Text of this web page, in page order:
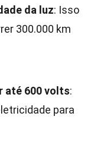
da luz: Isso
300.000 km
até 600 volts:
para